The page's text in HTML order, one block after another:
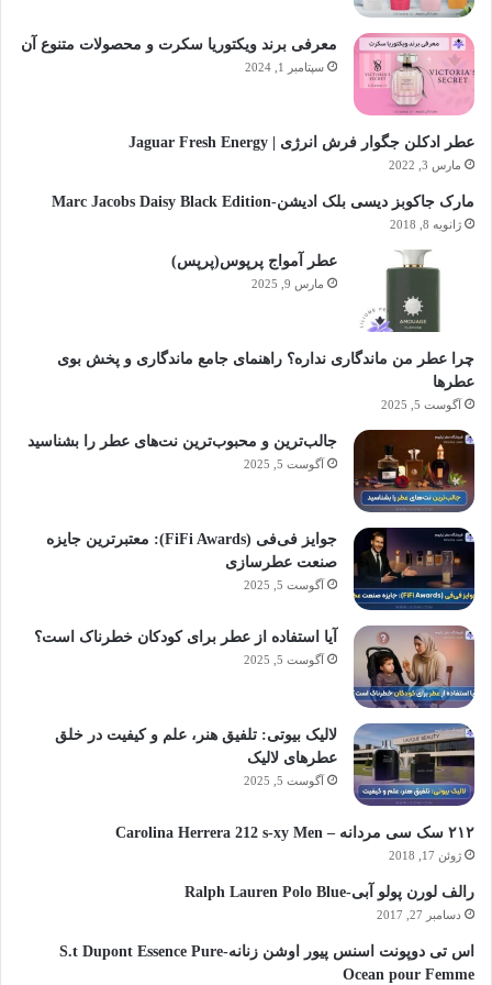
معرفی برند ویکتوریا سکرت و محصولات متنوع آن
سپتامبر 1, 2024
عطر ادکلن جگوار فرش انرژی | Jaguar Fresh Energy
مارس 3, 2022
مارک جاکوبز دیسی بلک ادیشن-Marc Jacobs Daisy Black Edition
ژانویه 8, 2018
عطر آمواج پرپوس(پرپس)
مارس 9, 2025
چرا عطر من ماندگاری نداره؟ راهنمای جامع ماندگاری و پخش بوی
عطرها
آگوست 5, 2025
جالب‌ترین و محبوب‌ترین نت‌های عطر را بشناسید
آگوست 5, 2025
جوایز فی‌فی (FiFi Awards): معتبرترین جایزه
صنعت عطرسازی
آگوست 5, 2025
آیا استفاده از عطر برای کودکان خطرناک است؟
آگوست 5, 2025
لالیک بیوتی: تلفیق هنر، علم و کیفیت در خلق
عطرهای لالیک
آگوست 5, 2025
۲۱۲ سک سی مردانه – Carolina Herrera 212 s-xy Men
ژوئن 17, 2018
رالف لورن پولو آبی-Ralph Lauren Polo Blue
دسامبر 27, 2017
اس تی دوپونت اسنس پیور اوشن زنانه-S.t Dupont Essence Pure
Ocean pour Femme